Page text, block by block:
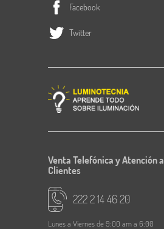
Facebook
Twitter
Venta Telefónica y Atención a
Clientes
222 2 14 46 20
Lunes a Viernes de 9:00 am a 6:00